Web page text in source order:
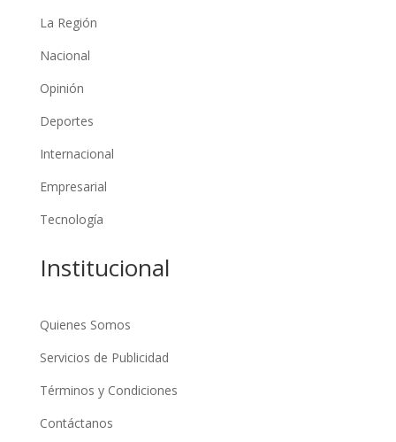
La Región
Nacional
Opinión
Deportes
Internacional
Empresarial
Tecnología
Institucional
Quienes Somos
Servicios de Publicidad
Términos y Condiciones
Contáctanos